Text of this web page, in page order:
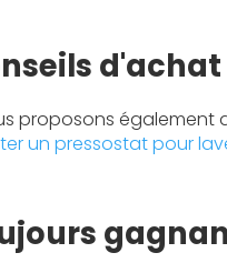
d'achat
proposons
un pressostat pour